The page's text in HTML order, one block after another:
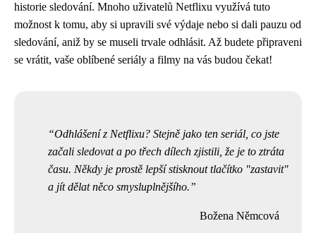
historie sledování. Mnoho uživatelů Netflixu využívá tuto
možnost k tomu, aby si upravili své výdaje nebo si dali pauzu od
sledování, aniž by se museli trvale odhlásit. Až budete připraveni
se vrátit, vaše oblíbené seriály a filmy na vás budou čekat!
Odhlášení z Netflixu? Stejně jako ten seriál, co jste
začali sledovat a po třech dílech zjistili, že je to ztráta
času. Někdy je prostě lepší stisknout tlačítko "zastavit"
a jít dělat něco smysluplnějšího.
Božena Němcová